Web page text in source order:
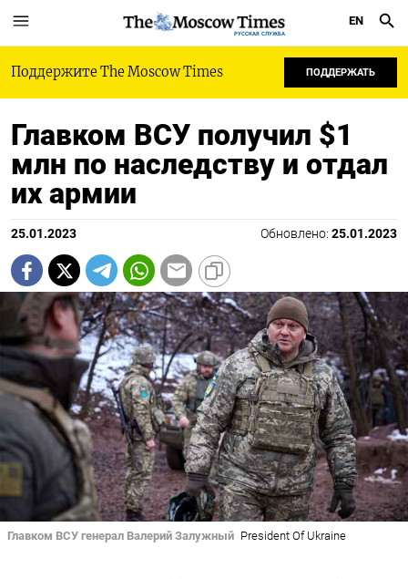
РУССКАЯ СЛУЖБА
EN
Поддержите The Moscow Times ПОДДЕРЖАТЬ
Главком ВСУ получил $1
млн по наследству и отдал
их армии
25.01.2023 Обновлено: 25.01.2023
Главком ВСУ генерал Валерий Залужный President Of Ukraine